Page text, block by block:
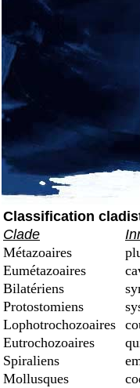
Classification
Clade
Métazoaires
Eumétazoaires
Bilatériens
Protostomiens
Lophotrochozoaires
Eutrochozoaires
Spiraliens
Mollusques